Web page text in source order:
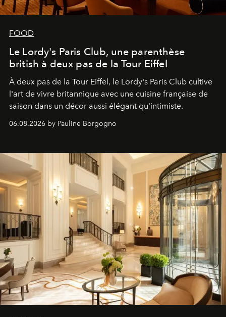
FOOD
Le Lordy's Paris Club, une parenthèse
british à deux pas de la Tour Eiffel
À deux pas de la Tour Eiffel, le Lordy's Paris Club cultive
l'art de vivre britannique avec une cuisine française de
saison dans un décor aussi élégant qu'intimiste.
06.08.2026 by Pauline Borgogno